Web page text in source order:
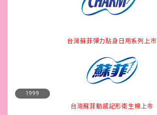
台灣蘇菲彈力貼身日用系列上市
1999
台灣蘇菲動感記形衛生棉上市